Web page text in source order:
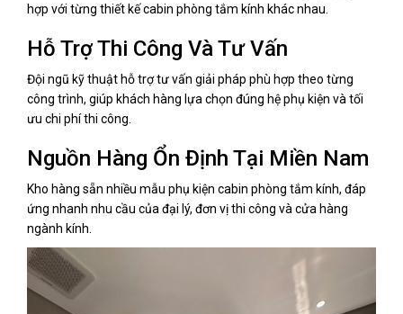
hợp với từng thiết kế cabin phòng tắm kính khác nhau.
Hỗ Trợ Thi Công Và Tư Vấn
Đội ngũ kỹ thuật hỗ trợ tư vấn giải pháp phù hợp theo từng
công trình, giúp khách hàng lựa chọn đúng hệ phụ kiện và tối
ưu chi phí thi công.
Nguồn Hàng Ổn Định Tại Miền Nam
Kho hàng sẵn nhiều mẫu phụ kiện cabin phòng tắm kính, đáp
ứng nhanh nhu cầu của đại lý, đơn vị thi công và cửa hàng
ngành kính.